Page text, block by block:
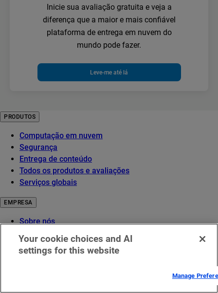
Inicie sua avaliação gratuita e veja a
diferença que a maior e mais confiável
plataforma de entrega em nuvem do
mundo pode fazer.
Leve-me até lá
PRODUTOS
Computação em nuvem
Segurança
Entrega de conteúdo
Todos os produtos e avaliações
Serviços globais
EMPRESA
Sobre nós
História
Liderança
Prêmios
Your cookie choices and AI
settings for this website
Manage